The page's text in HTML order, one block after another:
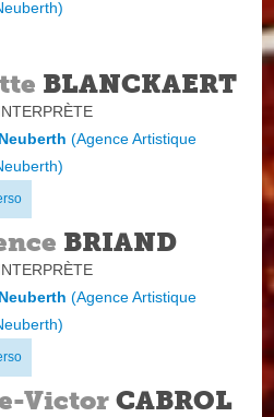
)
BLANCKAERT
(Agence Artistique
)
BRIAND
(Agence Artistique
)
Victor CABROL